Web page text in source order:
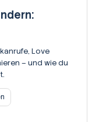
Love
– und wie du